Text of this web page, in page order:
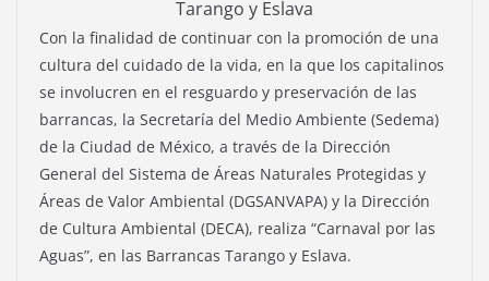
Tarango y Eslava
Con la finalidad de continuar con la promoción de una
cultura del cuidado de la vida, en la que los capitalinos
se involucren en el resguardo y preservación de las
barrancas, la Secretaría del Medio Ambiente (Sedema)
de la Ciudad de México, a través de la Dirección
General del Sistema de Áreas Naturales Protegidas y
Áreas de Valor Ambiental (DGSANVAPA) y la Dirección
de Cultura Ambiental (DECA), realiza “Carnaval por las
Aguas”, en las Barrancas Tarango y Eslava.